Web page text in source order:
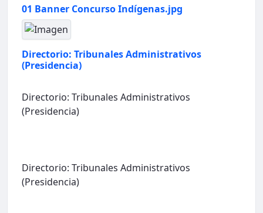
01 Banner Concurso Indígenas.jpg
Directorio: Tribunales Administrativos
(Presidencia)
Directorio: Tribunales Administrativos
(Presidencia)
Directorio: Tribunales Administrativos
(Presidencia)